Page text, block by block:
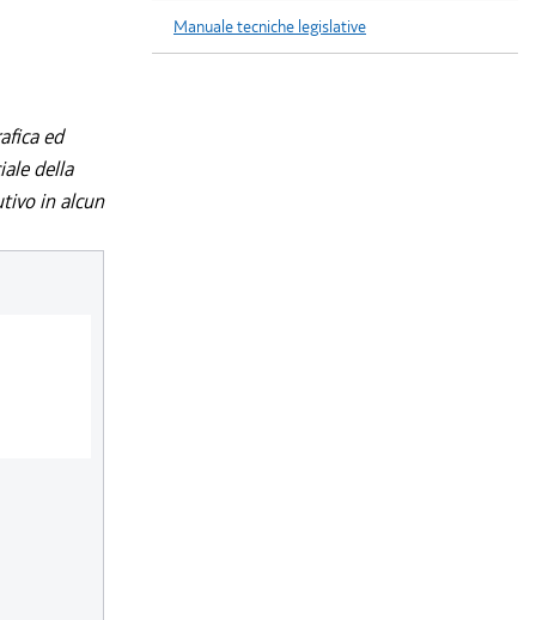
ed
della
in alcun
Manuale tecniche legislative